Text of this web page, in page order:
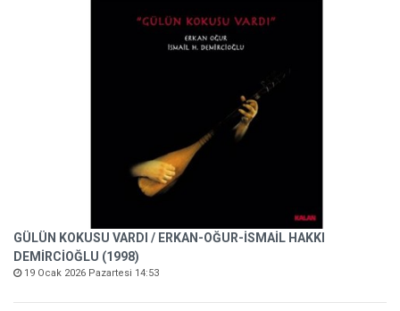
GÜLÜN KOKUSU VARDI / ERKAN-OĞUR-İSMAİL HAKKI
DEMİRCİOĞLU (1998)
19 Ocak 2026 Pazartesi 14:53